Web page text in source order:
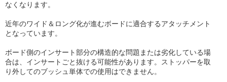
なくなります。
近年のワイド＆ロング化が進むボードに適合するアタッチメント
となっています。
ボード側のインサート部分の構造的な問題または劣化している場
合は、インサートごと抜ける可能性があります。ストッパーを取
り外してのブッシュ単体での使⽤はできません。